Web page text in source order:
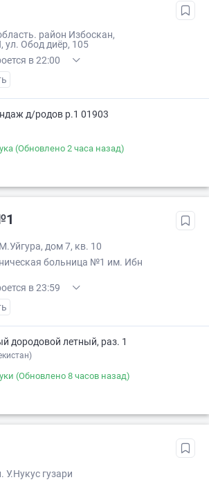
район Избоскан,
Обод диёр, 105
в 22:00
XX
д/родов р.1 01903
(Обновлено 2 часа назад)
дом 7, кв. 10
больница №1 им. Ибн
в 23:59
XX
дородовой летный, раз. 1
(Обновлено 8 часов назад)
У.Нукус гузари